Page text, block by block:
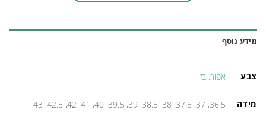
מידע נוסף
צבע אפור, בז'
מידה 36.5, 37, 37.5, 38, 38.5, 39, 39.5, 40, 41, 42, 42.5, 43